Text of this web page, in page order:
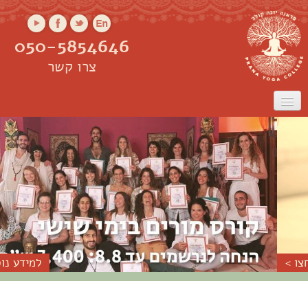
ראשי אודות
שיעורים
שיעורים אונליין
קורס מורים סדנאות
050-5854646
צרו קשר
למידע נוסף לחצו >